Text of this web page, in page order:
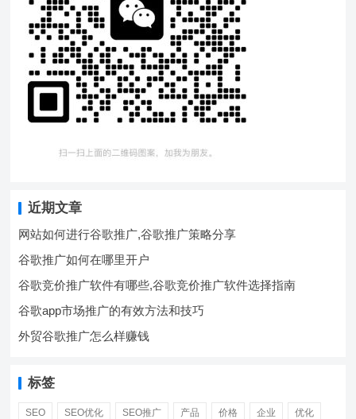
近期文章
网站如何进行谷歌推广,谷歌推广策略分享
谷歌推广如何在哪里开户
谷歌竞价推广软件有哪些,谷歌竞价推广软件选择指南
谷歌app市场推广的有效方法和技巧
外贸谷歌推广怎么样赚钱
标签
SEO SEO优化 SEO推广 产品 价格 企业 优化